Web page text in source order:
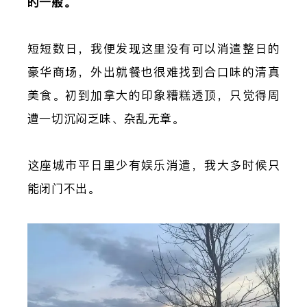
短短数日，我便发现这里没有可以消遣整日的
豪华商场，外出就餐也很难找到合口味的清真
美食。初到加拿大的印象糟糕透顶，只觉得周
遭一切沉闷乏味、杂乱无章。
这座城市平日里少有娱乐消遣，我大多时候只
能闭门不出。